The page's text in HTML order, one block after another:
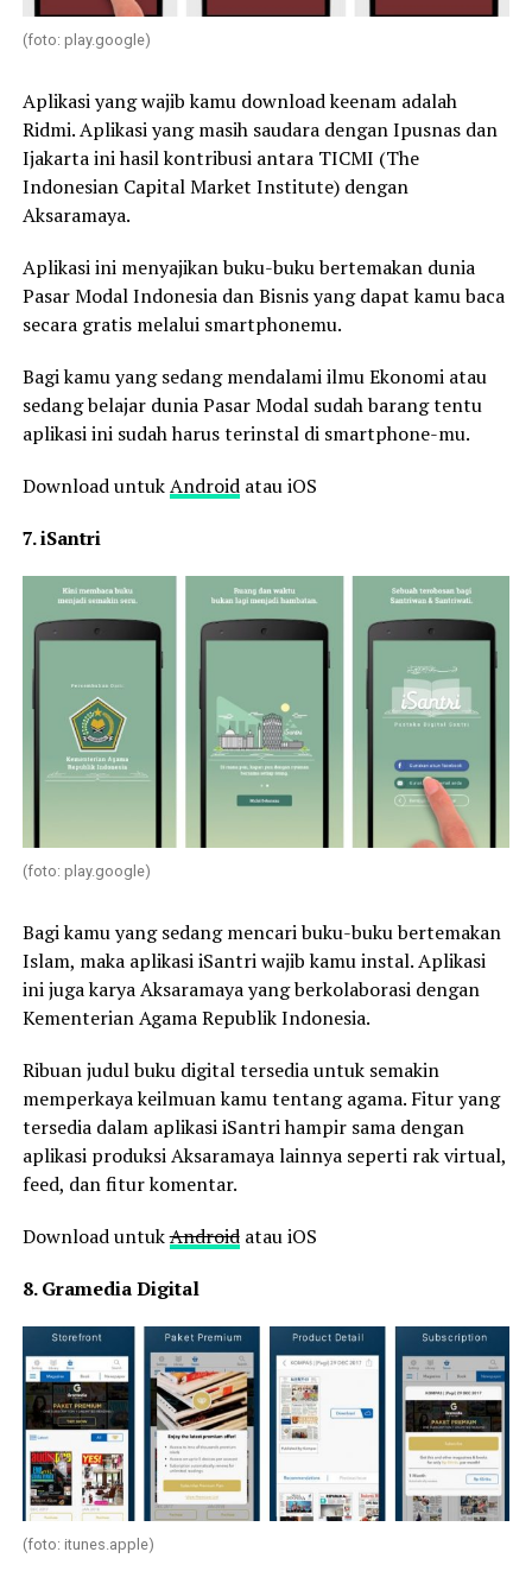
(foto: play.google)
Aplikasi yang wajib kamu download keenam adalah
Ridmi. Aplikasi yang masih saudara dengan Ipusnas dan
Ijakarta ini hasil kontribusi antara TICMI (The
Indonesian Capital Market Institute) dengan
Aksaramaya.
Aplikasi ini menyajikan buku-buku bertemakan dunia
Pasar Modal Indonesia dan Bisnis yang dapat kamu baca
secara gratis melalui smartphonemu.
Bagi kamu yang sedang mendalami ilmu Ekonomi atau
sedang belajar dunia Pasar Modal sudah barang tentu
aplikasi ini sudah harus terinstal di smartphone-mu.
Download untukAndroidatau iOS
7. iSantri
(foto: play.google)
Bagi kamu yang sedang mencari buku-buku bertemakan
Islam, maka aplikasi iSantri wajib kamu instal. Aplikasi
ini juga karya Aksaramaya yang berkolaborasi dengan
Kementerian Agama Republik Indonesia.
Ribuan judul buku digital tersedia untuk semakin
memperkaya keilmuan kamu tentang agama. Fitur yang
tersedia dalam aplikasi iSantri hampir sama dengan
aplikasi produksi Aksaramaya lainnya seperti rak virtual,
feed, dan fitur komentar.
Download untukAndroidatau iOS
8. Gramedia Digital
(foto: itunes.apple)